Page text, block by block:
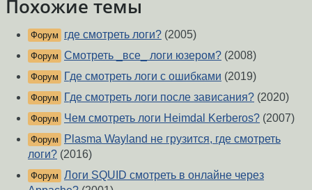
Похожие темы
Форум где смотреть логи? (2005)
Форум Смотреть _все_ логи юзером? (2008)
Форум Где смотреть логи с ошибками (2019)
Форум Где смотреть логи после зависания? (2020)
Форум Чем смотреть логи Heimdal Kerberos? (2007)
Форум
Plasma Wayland не грузится, где смотреть
логи? (2016)
Форум Логи SQUID смотреть в онлайне через